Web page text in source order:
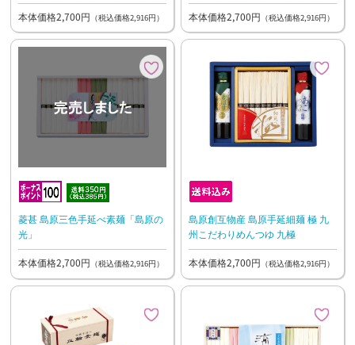
本体価格2,700円 （税込価格2,916円） 本体価格2,700円 （税込価格2,916円）
菱甚 島原三色手延べ素麺「島原の
光」
本体価格2,700円 （税込価格2,916円）
島原創互物産 島原手延細麺 極 九
州こだわりめんつゆ 九極
本体価格2,700円 （税込価格2,916円）